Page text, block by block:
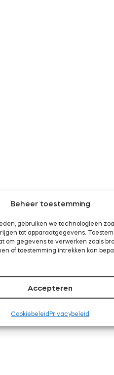
Beheer toestemming
gebruiken we technologieën
tot apparaatgegevens.
om gegevens te verwerken zoals
of toestemming intrekken kan
Accepteren
Cookiebeleid Privacybeleid